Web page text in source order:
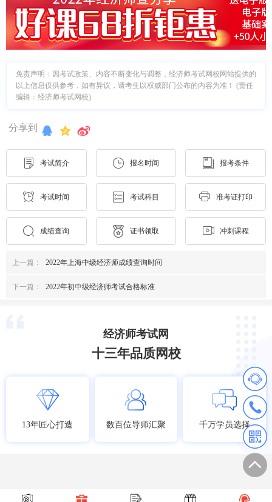
免责声明：因考试政策、内容不断变化与调整，经济师考试网校网站提供的
以上信息仅供参考，如有异议，请考生以权威部门公布的内容为准！ (责任
编辑：经济师考试网校)
分享到
考试简介 报名时间 报考条件
考试时间 考试科目 准考证打印
成绩查询 证书领取 冲刺课程
上一篇： 2022年上海中级经济师成绩查询时间
下一篇： 2022年初中级经济师考试合格标准
经济师考试网
十三年品质网校
13年匠心打造 数百位导师汇聚 千万学员选择